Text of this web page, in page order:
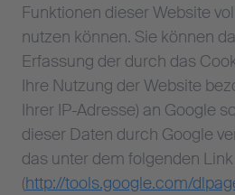
Funktionen dieser Website
nutzen können. Sie können
Erfassung der durch das
Ihre Nutzung der Website
Ihrer IP-Adresse) an Google
dieser Daten durch Google
das unter dem folgenden Link
(http://tools.google.com/